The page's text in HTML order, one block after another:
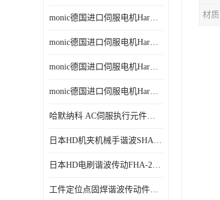
monic德国进口伺服电机Har中国总代理单价
monic德国进口伺服电机Har中国总代理代理
monic德国进口伺服电机Har中国总代理公司
monic德国进口伺服电机Har中国总代理供应
哈默纳科 AC伺服执行元件扁平型SHA系列
日本HD机夹机械手谐波SHA32A120CG-B12B
日本HD电刷谐波传动FHA-25C-50-E250-C
工件定位点固焊谐波传动件哈默纳科CSF-45-100-2UH
材质